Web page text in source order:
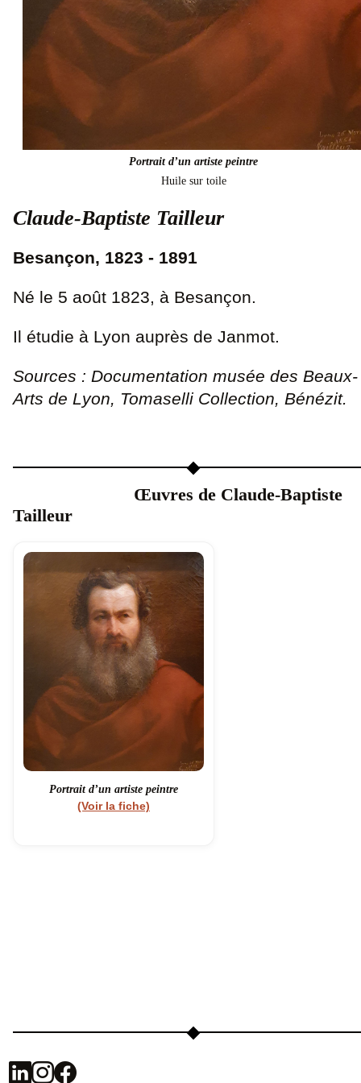
Portrait d’un artiste peintre
Huile sur toile
Claude-Baptiste Tailleur
Besançon, 1823 - 1891
Né le 5 août 1823, à Besançon.
Il étudie à Lyon auprès de Janmot.
Sources : Documentation musée des Beaux-
Arts de Lyon, Tomaselli Collection, Bénézit.
Œuvres de Claude-Baptiste
Tailleur
Portrait d’un artiste peintre
(Voir la fiche)